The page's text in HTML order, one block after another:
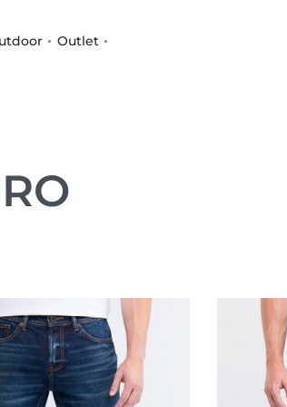
Outlet